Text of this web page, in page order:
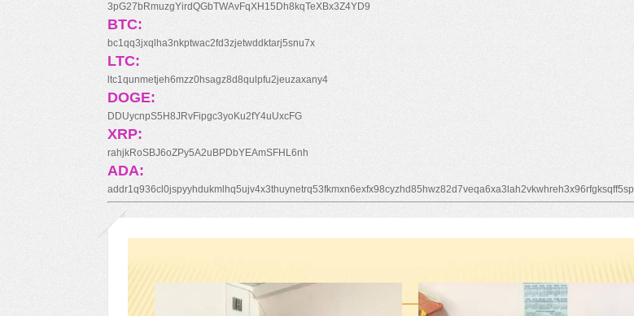
3pG27bRmuzgYirdQGbTWAvFqXH15Dh8kqTeXBx3Z4YD9
BTC:
bc1qq3jxqlha3nkptwac2fd3zjetwddktarj5snu7x
LTC:
ltc1qunmetjeh6mzz0hsagz8d8qulpfu2jeuzaxany4
DOGE:
DDUycnpS5H8JRvFipgc3yoKu2fY4uUxcFG
XRP:
rahjkRoSBJ6oZPy5A2uBPDbYEAmSFHL6nh
ADA:
addr1q936cl0jspyyhdukmlhq5ujv4x3thuynetrq53fkmxn6exfx98cyzhd85hwz82d7veqa6xa3lah2vkwhreh3x96rfgksqff5sp